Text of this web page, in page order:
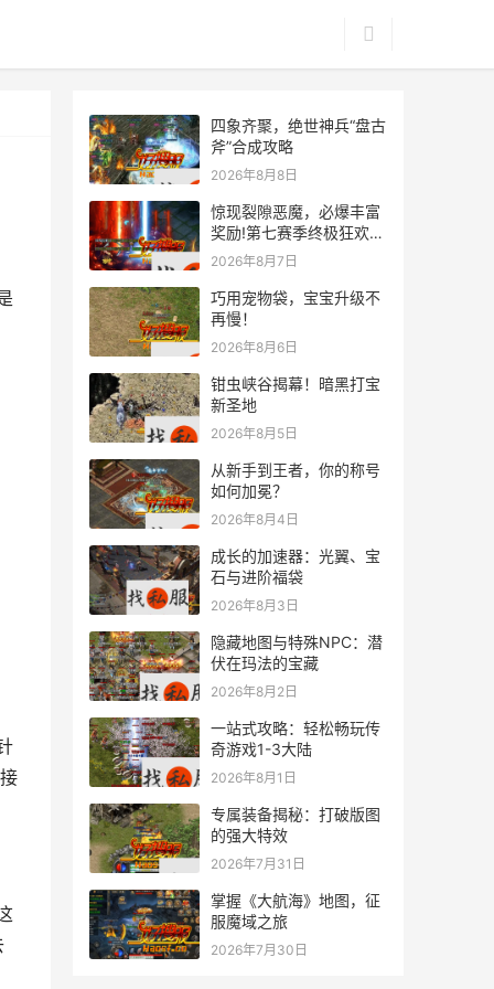
四象齐聚，绝世神兵“盘古
斧”合成攻略
2026年8月8日
惊现裂隙恶魔，必爆丰富
奖励!第七赛季终极狂欢来
袭
2026年8月7日
巧用宠物袋，宝宝升级不
再慢！
2026年8月6日
钳虫峡谷揭幕！暗黑打宝
新圣地
2026年8月5日
从新手到王者，你的称号
如何加冕？
2026年8月4日
成长的加速器：光翼、宝
石与进阶福袋
2026年8月3日
隐藏地图与特殊NPC：潜
伏在玛法的宝藏
2026年8月2日
一站式攻略：轻松畅玩传
奇游戏1-3大陆
2026年8月1日
专属装备揭秘：打破版图
的强大特效
2026年7月31日
掌握《大航海》地图，征
服魔域之旅
2026年7月30日